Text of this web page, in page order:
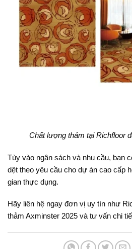
Chất lượng thảm tại Richfloor
Tùy vào ngân sách và nhu cầu, bạn
dệt theo yêu cầu cho dự án cao cấp
gian thực dụng.
Hãy liên hệ ngay đơn vị uy tín như
thảm Axminster 2025 và tư vấn chi